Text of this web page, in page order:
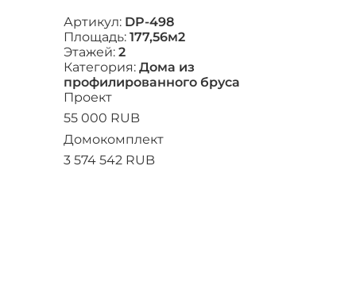
Артикул: DP-498
Площадь: 177,56м2
Этажей: 2
Категория: Дома из
профилированного бруса
Проект
55 000 RUB
Домокомплект
3 574 542 RUB